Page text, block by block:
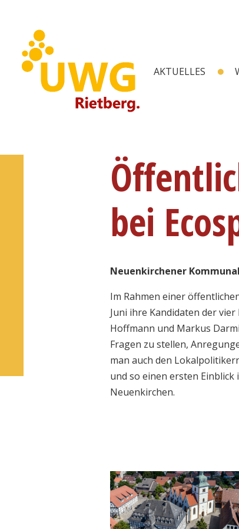
AKTUELLES
bei
Neuenkirchener
Im Rahmen einer
Juni ihre Kandidaten der
Hoffmann und Markus
Fragen zu stellen,
man auch den
und so einen ersten
Neuenkirchen.